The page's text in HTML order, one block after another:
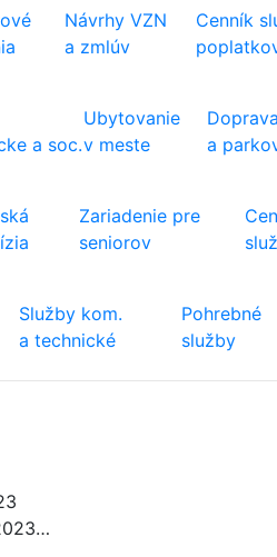
Návrhy VZN
a zmlúv
Cenník
a soc.
Ubytovanie
v meste
Doprava
a
Zariadenie pre
seniorov
Služby kom.
a technické
Pohrebné
služby